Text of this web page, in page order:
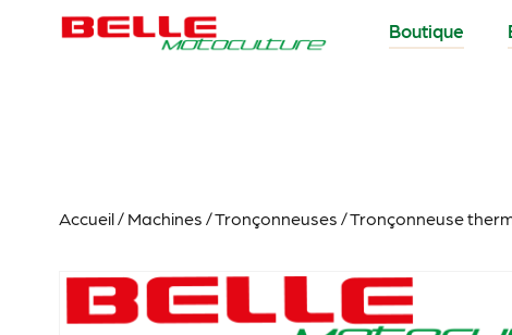
Boutique
Accueil/ Machines /Tronçonneuses / Tronçonneuse